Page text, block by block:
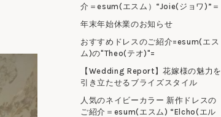
介＝esum(エスム）“Joie(ジョワ)”＝
年末年始休業のお知らせ
おすすめドレスのご紹介=esum(エス
ム)の"Theo(テオ)"=
【Wedding Report】花嫁様の魅力を
引き立たせるブライズスタイル
人気のネイビーカラー 新作ドレスの
ご紹介＝esum(エスム) “Elcho(エル